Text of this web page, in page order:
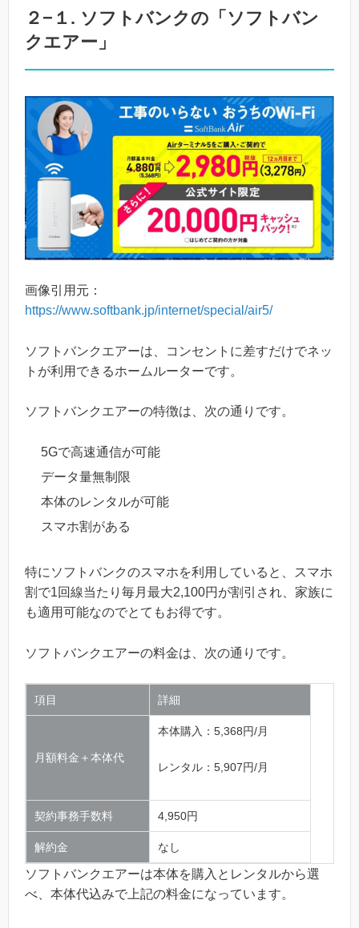
２−１. ソフトバンクの「ソフトバン
クエアー」
画像引用元：
https://www.softbank.jp/internet/special/air5/
ソフトバンクエアーは、コンセントに差すだけでネッ
トが利用できるホームルーターです。
ソフトバンクエアーの特徴は、次の通りです。
5Gで高速通信が可能
データ量無制限
本体のレンタルが可能
スマホ割がある
特にソフトバンクのスマホを利用していると、スマホ
割で1回線当たり毎月最大2,100円が割引され、家族に
も適用可能なのでとてもお得です。
ソフトバンクエアーの料金は、次の通りです。
項目 詳細
月額料金＋本体代
本体購入：5,368円/月
レンタル：5,907円/月
契約事務手数料 4,950円
解約金 なし
ソフトバンクエアーは本体を購入とレンタルから選
べ、本体代込みで上記の料金になっています。